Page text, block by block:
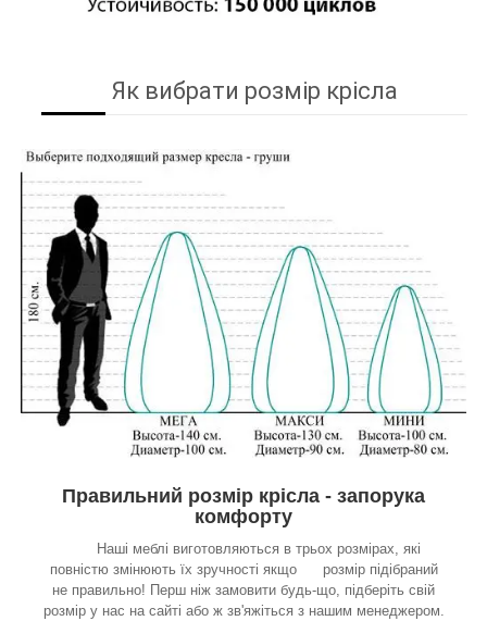
Як вибрати розмір крісла
Правильний розмір крісла - запорука
комфорту
Наші меблі виготовляються в трьох розмірах, які
повністю змінюють їх зручності якщо розмір підібраний
не правильно! Перш ніж замовити будь-що, підберіть свій
розмір у нас на сайті або ж зв'яжіться з нашим менеджером.